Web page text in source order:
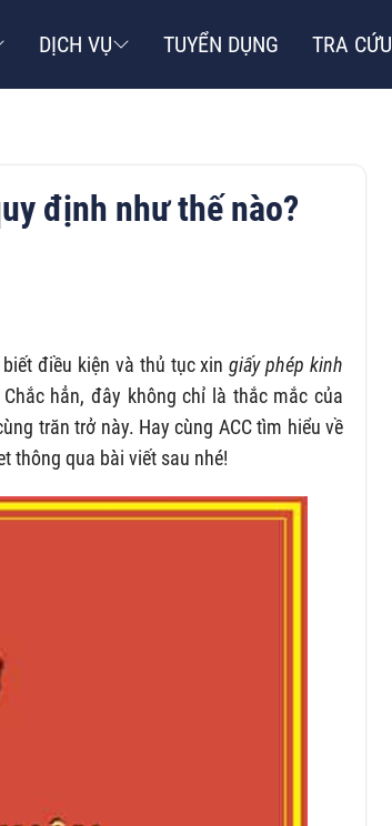
DỊCH VỤ TUYỂN DỤNG TRA CỨU
định như thế nào?
điều kiện và thủ tục xingiấy phép kinh
hẳn, đây không chỉ là thắc mắc của
trăn trở này. Hay cùng ACC tìm hiểu về
thông qua bài viết sau nhé!